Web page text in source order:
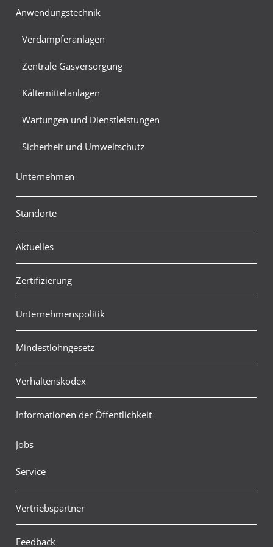
Anwendungstechnik
Verdampferanlagen
Zentrale Gasversorgung
Kältemittelanlagen
Wartungen und Dienstleistungen
Sicherheit und Umweltschutz
Unternehmen
Standorte
Aktuelles
Zertifizierung
Unternehmenspolitik
Mindestlohngesetz
Verhaltenskodex
Informationen der Öffentlichkeit
Jobs
Service
Vertriebspartner
Feedback